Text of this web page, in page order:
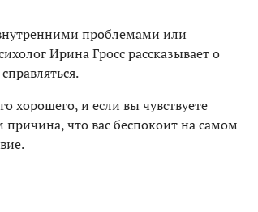
проблемами или
Ирина Гросс рассказывает о
хорошего, и если вы чувствуете
причина, что вас беспокоит на самом